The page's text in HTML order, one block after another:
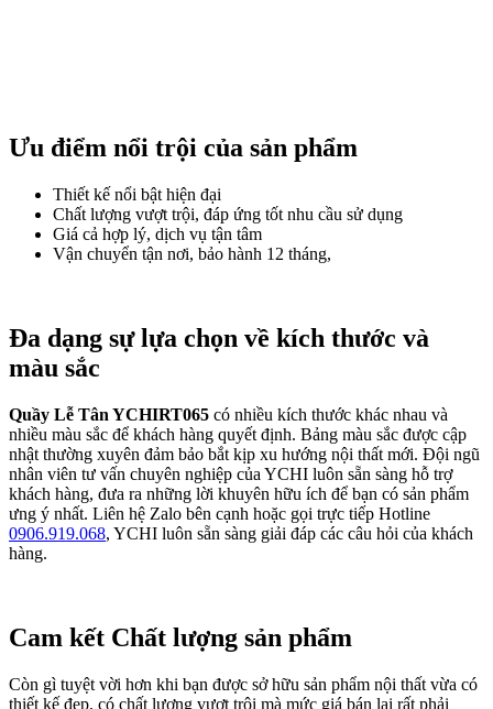
Ưu điểm nổi trội của sản phẩm
Thiết kế nổi bật hiện đại
Chất lượng vượt trội, đáp ứng tốt nhu cầu sử dụng
Giá cả hợp lý, dịch vụ tận tâm
Vận chuyển tận nơi, bảo hành 12 tháng,
Đa dạng sự lựa chọn về kích thước và
màu sắc
Quầy Lễ Tân YCHIRT065 có nhiều kích thước khác nhau và
nhiều màu sắc để khách hàng quyết định. Bảng màu sắc được cập
nhật thường xuyên đảm bảo bắt kịp xu hướng nội thất mới. Đội ngũ
nhân viên tư vấn chuyên nghiệp của YCHI luôn sẵn sàng hỗ trợ
khách hàng, đưa ra những lời khuyên hữu ích để bạn có sản phẩm
ưng ý nhất. Liên hệ Zalo bên cạnh hoặc gọi trực tiếp Hotline
0906.919.068, YCHI luôn sẵn sàng giải đáp các câu hỏi của khách
hàng.
Cam kết Chất lượng sản phẩm
Còn gì tuyệt vời hơn khi bạn được sở hữu sản phẩm nội thất vừa có
thiết kế đẹp, có chất lượng vượt trội mà mức giá bán lại rất phải